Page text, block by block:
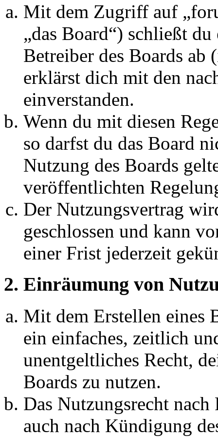
Mit dem Zugriff auf
„das Board“) schließt
Betreiber des Boards ab
erklärst dich mit den
einverstanden.
Wenn du mit diesen
so darfst du das Board
Nutzung des Boards
veröffentlichten
Der Nutzungsvertrag
geschlossen und kann
einer Frist jederzeit
2. Einräumung von
Mit dem Erstellen eines
ein einfaches, zeitlich
unentgeltliches Recht,
Boards zu nutzen.
Das Nutzungsrecht
auch nach Kündigung